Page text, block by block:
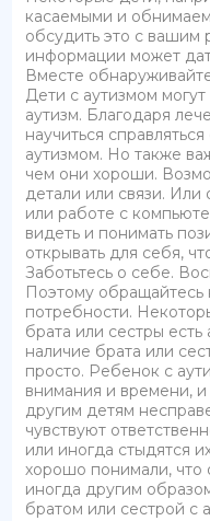
касаемыми и
обсудить это с вашим
информации может
Вместе
Дети с аутизмом
аутизм. Благодаря
научиться
аутизмом. Но также
чем они хороши.
детали или связи.
или работе с
видеть и понимать
открывать для себя,
Заботьтесь о себе.
Поэтому обращайтесь
потребности.
брата или сестры
наличие брата или
просто. Ребенок с
внимания и времени, и
другим детям
чувствуют
или иногда стыдятся
хорошо понимали, что
иногда другим
братом или сестрой с